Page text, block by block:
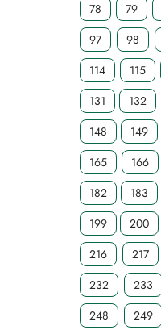
78
79
97
98
114
115
131
132
148
149
165
166
182
183
199
200
216
217
232
233
248
249